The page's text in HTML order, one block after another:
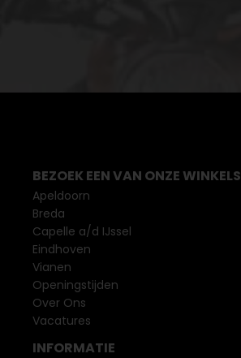
BEZOEK EEN VAN ONZE WINKELS
Apeldoorn
Breda
Capelle a/d IJssel
Eindhoven
Vianen
Openingstijden
Over Ons
Vacatures
INFORMATIE